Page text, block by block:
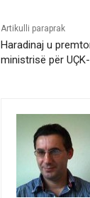
Artikulli paraprak
Haradinaj u
ministrisë për